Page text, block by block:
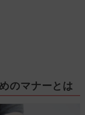
のマナーとは